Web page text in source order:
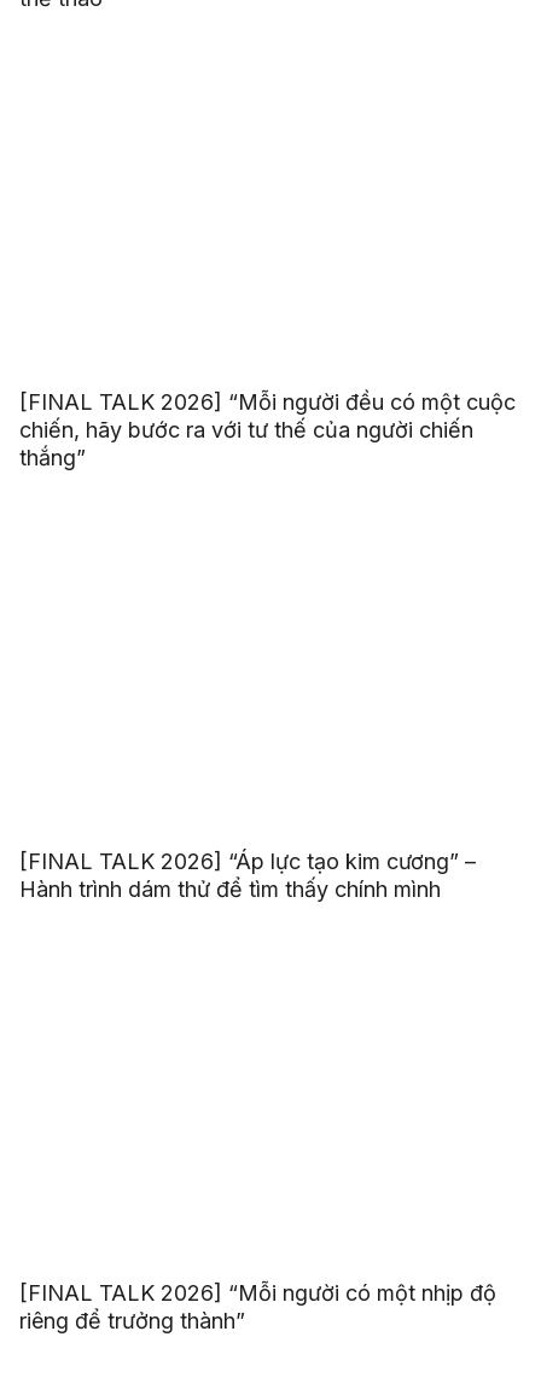
[FINAL TALK 2026] “Mỗi người đều có một cuộc
chiến, hãy bước ra với tư thế của người chiến
thắng”
[FINAL TALK 2026] “Áp lực tạo kim cương” –
Hành trình dám thử để tìm thấy chính mình
[FINAL TALK 2026] “Mỗi người có một nhịp độ
riêng để trưởng thành”